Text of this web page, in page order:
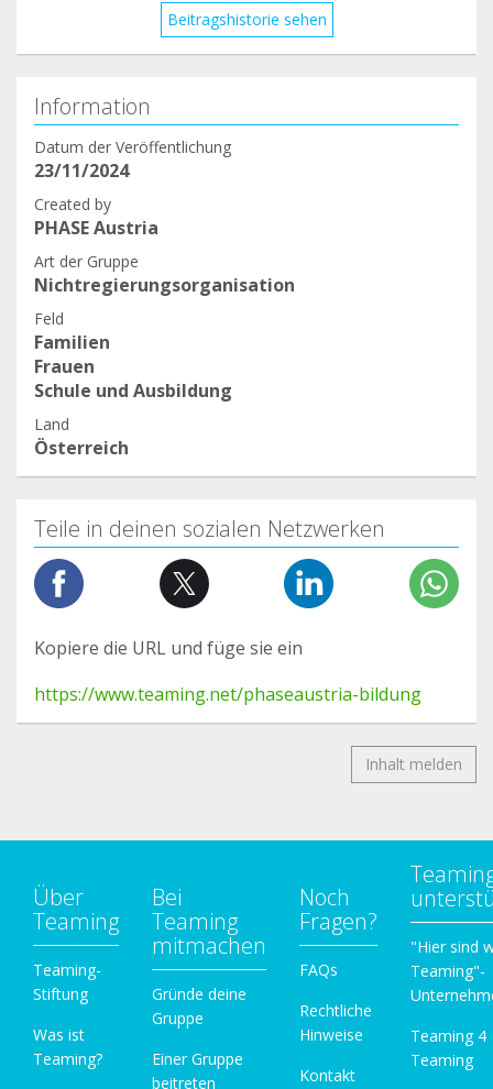
Beitragshistorie sehen
Information
Datum der Veröffentlichung
23/11/2024
Created by
PHASE Austria
Art der Gruppe
Nichtregierungsorganisation
Feld
Familien
Frauen
Schule und Ausbildung
Land
Österreich
Teile in deinen sozialen Netzwerken
Kopiere die URL und füge sie ein
https://www.teaming.net/phaseaustria-bildung
Inhalt melden
Über
Teaming
Teaming-
Stiftung
Was ist
Teaming?
Bei
Teaming
mitmachen
Gründe deine
Gruppe
Einer Gruppe
beitreten
Noch
Fragen?
FAQs
Rechtliche
Hinweise
Kontakt
"Hier sind
Teaming"-
Teaming 4
Teaming